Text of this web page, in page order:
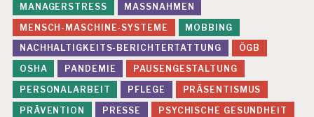
MANAGERSTRESS
MASSNAHMEN
MENSCH-MASCHINE-SYSTEME
MOBBING
NACHHALTIGKEITS-BERICHTERTATTUNG
ÖGB
OSHA
PANDEMIE
PAUSENGESTALTUNG
PERSONALARBEIT
PFLEGE
PRÄSENTISMUS
PRÄVENTION
PRESSE
PSYCHISCHE GESUNDHEIT